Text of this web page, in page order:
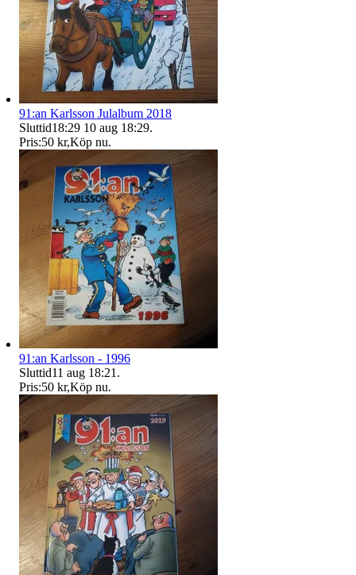
91:an Karlsson Julalbum 2018
Sluttid18:29 10 aug 18:29.
Pris:50 kr,Köp nu.
91:an Karlsson - 1996
Sluttid11 aug 18:21 .
Pris:50 kr,Köp nu.